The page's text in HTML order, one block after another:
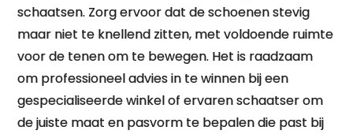
schaatsen. Zorg ervoor dat de schoenen stevig
maar niet te knellend zitten, met voldoende ruimte
voor de tenen om te bewegen. Het is raadzaam
om professioneel advies in te winnen bij een
gespecialiseerde winkel of ervaren schaatser om
de juiste maat en pasvorm te bepalen die past bij